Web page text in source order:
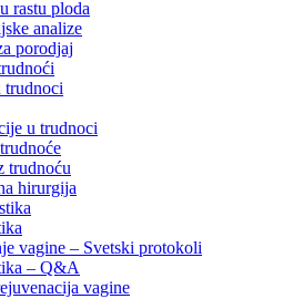
rastu ploda
analize
porodjaj
trudnoci
u trudnoci
trudnoću
hirurgija
vagine – Svetski protokoli
– Q&A
vagine